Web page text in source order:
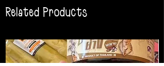
Related Products